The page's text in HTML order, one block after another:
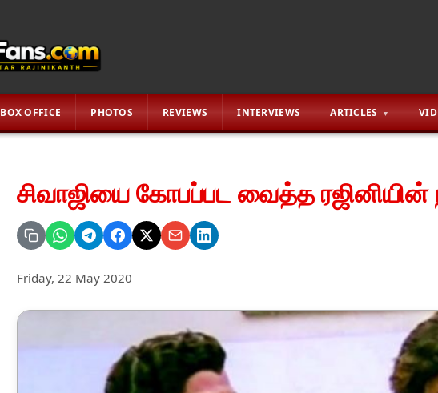
BOX OFFICE PHOTOS REVIEWS INTERVIEWS ARTICLES
சிவாஜியை கோபப்பட வைத்த ரஜினியின்
Friday, 22 May 2020